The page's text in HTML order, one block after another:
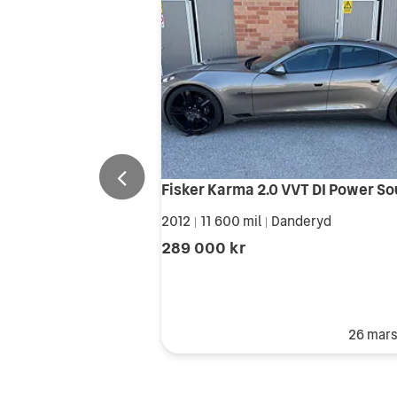
Fisker Karma 2.0 VVT DI Power
2012 11 600 mil Danderyd
289 000 kr
26